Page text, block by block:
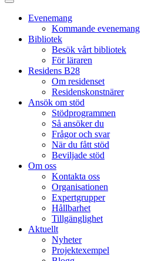
Stäng
huvudmenyn
Evenemang
Kommande evenemang
Bibliotek
Besök vårt bibliotek
För läraren
Residens B28
Om residenset
Residenskonstnärer
Ansök om stöd
Stödprogrammen
Så ansöker du
Frågor och svar
När du fått stöd
Beviljade stöd
Om oss
Kontakta oss
Organisationen
Expertgrupper
Hållbarhet
Tillgänglighet
Aktuellt
Nyheter
Projektexempel